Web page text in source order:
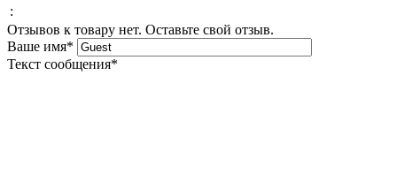
:
Отзывов к товару нет. Оставьте свой отзыв.
Ваше имя*
Текст сообщения*